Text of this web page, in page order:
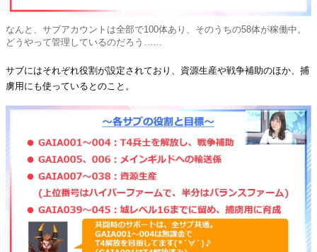
なんと、サブアカウントは全部で100体あり、そのうちの58体が稼働中。
どうやって管理しているのだろう……
サブにはそれぞれ役割が設定されており、資源生産や戦争補助のほか、捕
虜用にも使っているとのこと。